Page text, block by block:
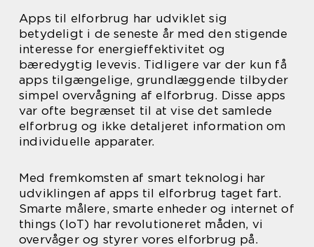
Apps til elforbrug har udviklet sig
betydeligt i de seneste år med den stigende
interesse for energieffektivitet og
bæredygtig levevis. Tidligere var der kun få
apps tilgængelige, grundlæggende tilbyder
simpel overvågning af elforbrug. Disse apps
var ofte begrænset til at vise det samlede
elforbrug og ikke detaljeret information om
individuelle apparater.
Med fremkomsten af smart teknologi har
udviklingen af apps til elforbrug taget fart.
Smarte målere, smarte enheder og internet of
things (IoT) har revolutioneret måden, vi
overvåger og styrer vores elforbrug på.